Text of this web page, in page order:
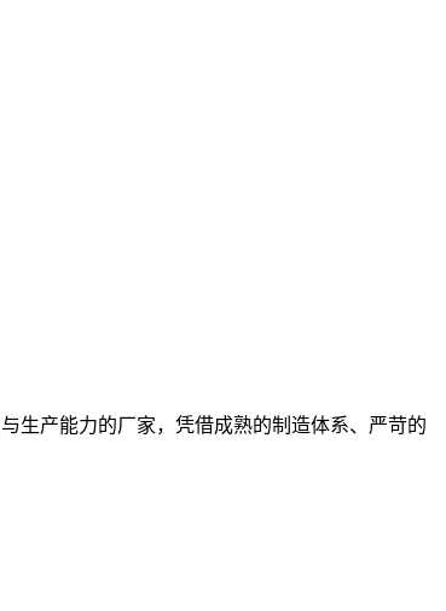
生产能力的厂家，凭借成熟的制造体系、严苛的